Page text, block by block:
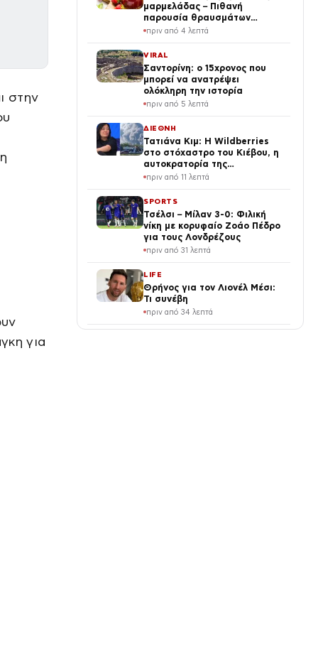
στην
για
μαρμελάδας – Πιθανή
παρουσία θραυσμάτων
γυαλιού
πριν από 4 λεπτά
VIRAL
Σαντορίνη: ο 15χρονος που
μπορεί να ανατρέψει
ολόκληρη την ιστορία
πριν από 5 λεπτά
ΔΙΕΘΝΗ
Τατιάνα Κιμ: Η Wildberries
στο στόχαστρο του Κιέβου, η
αυτοκρατορία της
πλουσιότερης γυναίκας της
πριν από 11 λεπτά
SPORTS
Τσέλσι – Μίλαν 3-0: Φιλική
νίκη με κορυφαίο Ζοάο Πέδρο
για τους Λονδρέζους
πριν από 31 λεπτά
LIFE
Θρήνος για τον Λιονέλ Μέσι:
Τι συνέβη
πριν από 34 λεπτά